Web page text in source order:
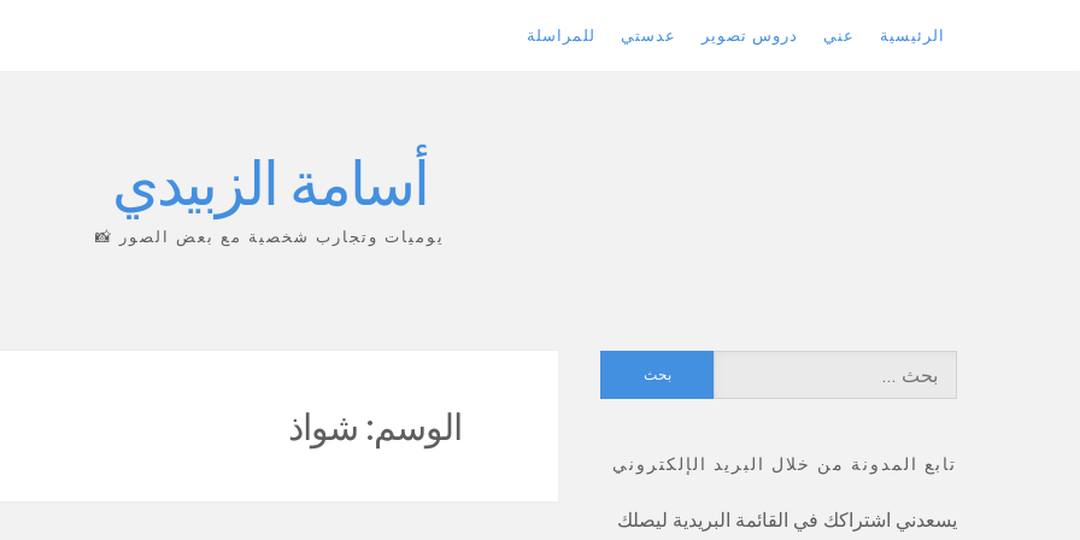
الرئيسية عني دروس تصوير عدستي للمراسلة
أسامة الزبيدي
يوميات وتجارب شخصية مع بعض الصور 📸
الوسم: شواذ
البحث
عن:
تابع المدونة من خلال البريد الإلكتروني
يسعدني اشتراكك في القائمة البريدية ليصلك